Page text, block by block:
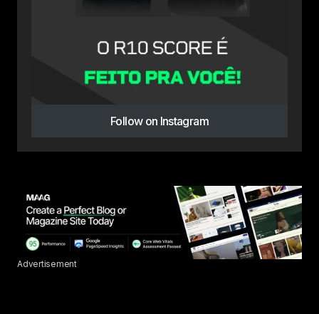
Follow on Instagram
Advertisement